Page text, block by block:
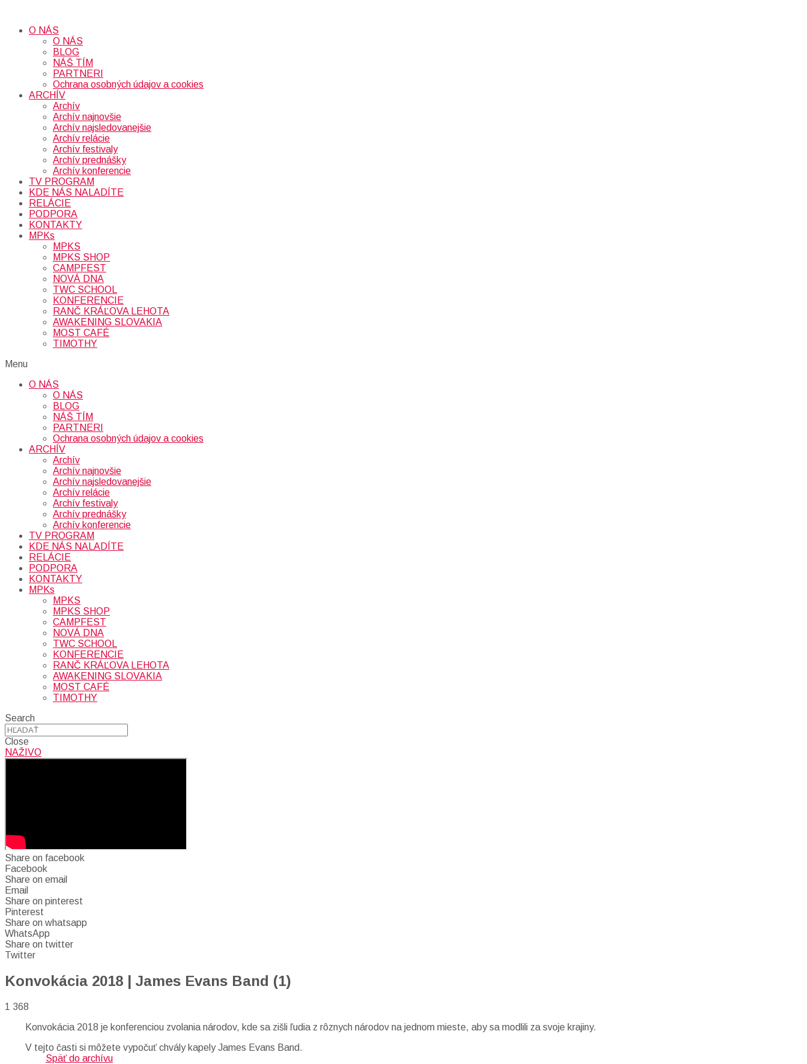
O NÁS
O NÁS
BLOG
NÁŠ TÍM
PARTNERI
Ochrana osobných údajov a cookies
ARCHÍV
Archív
Archív najnovšie
Archív najsledovanejšie
Archív relácie
Archív festivaly
Archív prednášky
Archív konferencie
TV PROGRAM
KDE NÁS NALADÍTE
RELÁCIE
PODPORA
KONTAKTY
MPKs
MPKS
MPKS SHOP
CAMPFEST
NOVÁ DNA
TWC SCHOOL
KONFERENCIE
RANČ KRÁĽOVA LEHOTA
AWAKENING SLOVAKIA
MOST CAFÉ
TIMOTHY
Menu
O NÁS
O NÁS
BLOG
NÁŠ TÍM
PARTNERI
Ochrana osobných údajov a cookies
ARCHÍV
Archív
Archív najnovšie
Archív najsledovanejšie
Archív relácie
Archív festivaly
Archív prednášky
Archív konferencie
TV PROGRAM
KDE NÁS NALADÍTE
RELÁCIE
PODPORA
KONTAKTY
MPKs
MPKS
MPKS SHOP
CAMPFEST
NOVÁ DNA
TWC SCHOOL
KONFERENCIE
RANČ KRÁĽOVA LEHOTA
AWAKENING SLOVAKIA
MOST CAFÉ
TIMOTHY
Search
Close
NAŽIVO
Share on facebook
Facebook
Share on email
Email
Share on pinterest
Pinterest
Share on whatsapp
WhatsApp
Share on twitter
Twitter
Konvokácia 2018 | James Evans Band (1)
1 368
Konvokácia 2018 je konferenciou zvolania národov, kde sa zišli ľudia z rôznych národov na jednom mieste, aby sa modlili za svoje krajiny.
V tejto časti si môžete vypočuť chvály kapely James Evans Band.
Späť do archívu